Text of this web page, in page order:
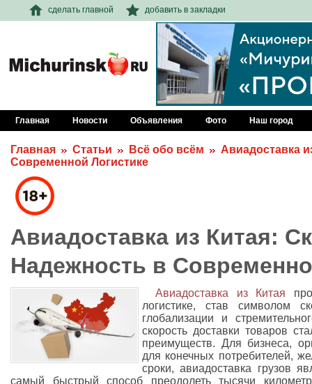
сделать главной добавить в закладки
Главная Новости Объявления Фото Наш город
Главная Статьи Всё обо всём
Авиадоставка
Современной Логистике
Авиадоставка из Китая:
Надежность в
Авиадоставка из Китая
логистике, став символом
глобализации и
скорость доставки товаров
преимуществ. Для бизнеса,
для конечных потребителей,
сроки, авиадоставка грузов
самый быстрый способ преодолеть тысячи